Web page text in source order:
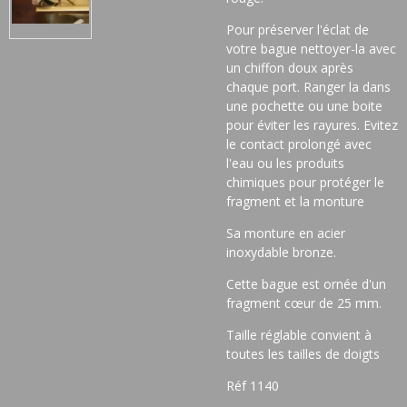
Pour préserver l'éclat de
votre bague nettoyer-la avec
un chiffon doux après
chaque port. Ranger la dans
une pochette ou une boite
pour éviter les rayures. Evitez
le contact prolongé avec
l'eau ou les produits
chimiques pour protéger le
fragment et la monture
Sa monture en acier
inoxydable bronze.
Cette bague est ornée d'un
fragment cœur de 25 mm.
Taille réglable convient à
toutes les tailles de doigts
Réf 1140